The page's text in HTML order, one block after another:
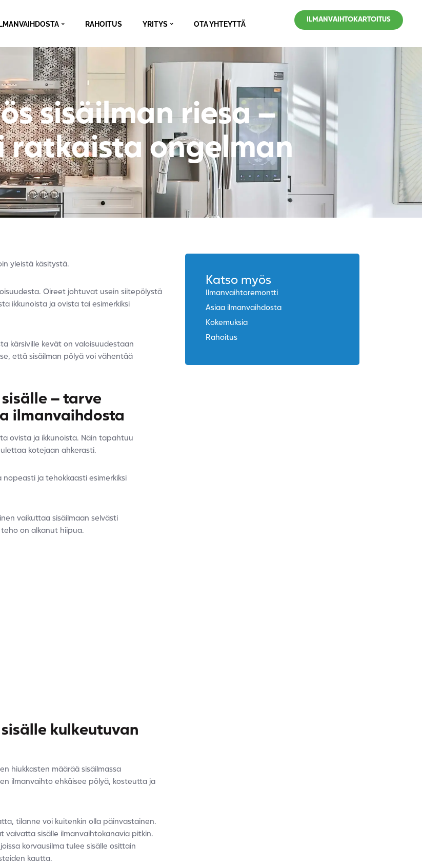
RAHOITUS YRITYS OTA YHTEYTTÄ
ILMANVAIHTOKARTOITUS
sisäilman riesa –
ratkaista ongelman
yleistä käsitystä.
Oireet johtuvat usein siitepölystä
ikkunoista ja ovista tai esimerkiksi
kärsiville kevät on valoisuudestaan
että sisäilman pölyä voi vähentää
– tarve
ilmanvaihdosta
ovista ja ikkunoista. Näin tapahtuu
kotejaan ahkerasti.
ja tehokkaasti esimerkiksi
vaikuttaa sisäilmaan selvästi
on alkanut hiipua.
kulkeutuvan
hiukkasten määrää sisäilmassa
ilmanvaihto ehkäisee pölyä, kosteutta ja
tilanne voi kuitenkin olla päinvastainen.
vaivatta sisälle ilmanvaihtokanavia pitkin.
korvausilma tulee sisälle osittain
kautta.
Katso myös
Ilmanvaihtoremontti
Asiaa ilmanvaihdosta
Kokemuksia
Rahoitus